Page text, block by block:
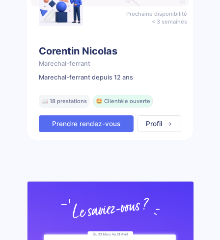
Prochaine disponibilité
< 3 semaines
Corentin Nicolas
Marechal-ferrant
Marechal-ferrant depuis 12 ans
📖 18 prestations 🤩 Clientèle ouverte
Prendre rendez-vous Profil